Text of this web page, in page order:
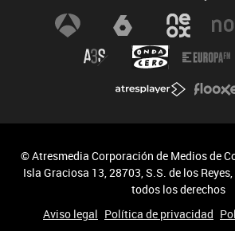
© Atresmedia Corporación de Medios de
Isla Graciosa 13, 28703, S.S. de los
todos los derechos
Aviso legal Política de privacidad